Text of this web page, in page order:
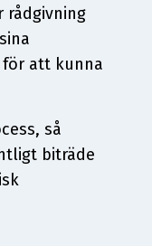
rådgivning
att kunna
så
biträde